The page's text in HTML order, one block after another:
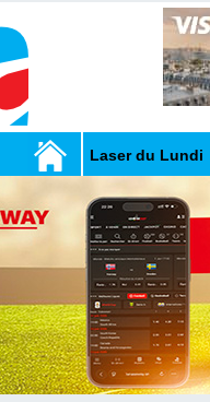
Laser du Lundi